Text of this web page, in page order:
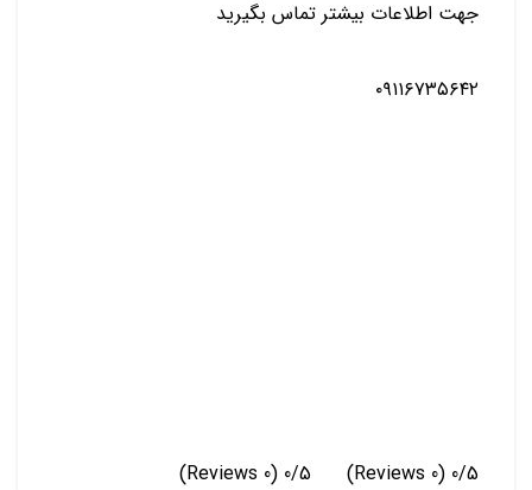
جهت اطلاعات بیشتر تماس بگیرید
۰۹۱۱۶۷۳۵۶۴۲
0/5
(0 Reviews)
0/5
(0 Reviews)